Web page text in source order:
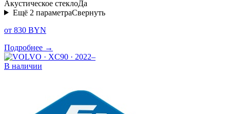
Акустическое стеклоДа
Ещё 2 параметраСвернуть
от 830 BYN
Подробнее →
В наличии